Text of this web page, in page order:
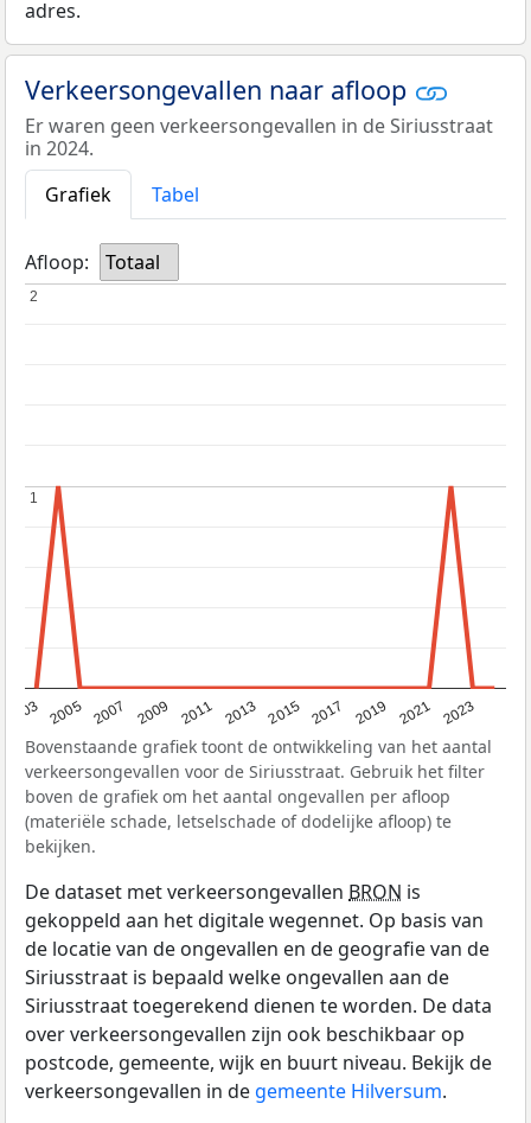
adres.
Verkeersongevallen naar afloop
Er waren geen verkeersongevallen in de Siriusstraat
in 2024.
Grafiek
Tabel
Afloop: Totaal
2003 2005 2007 2009 2011 2013 2015 2017 2019 2021 2023
1
1
2
2
Bovenstaande grafiek toont de ontwikkeling van het aantal
verkeersongevallen voor de Siriusstraat. Gebruik het filter
boven de grafiek om het aantal ongevallen per afloop
(materiële schade, letselschade of dodelijke afloop) te
bekijken.
De dataset met verkeersongevallen BRON is
gekoppeld aan het digitale wegennet. Op basis van
de locatie van de ongevallen en de geografie van de
Siriusstraat is bepaald welke ongevallen aan de
Siriusstraat toegerekend dienen te worden. De data
over verkeersongevallen zijn ook beschikbaar op
postcode, gemeente, wijk en buurt niveau. Bekijk de
verkeersongevallen in de gemeente Hilversum.